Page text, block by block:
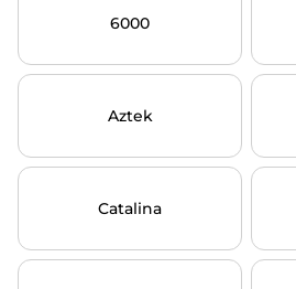
6000
Aztek
Catalina